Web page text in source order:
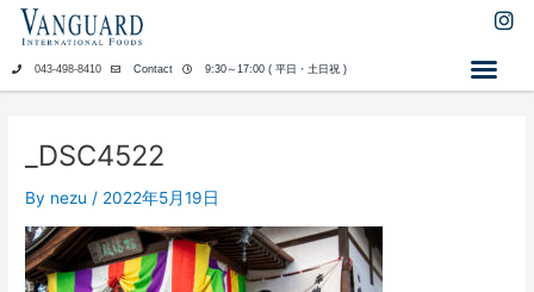
ス
I
043-498-8410 Contact 9:30～17:00 ( 平日・土日祝 )
_DSC4522
By nezu / 2022年5月19日